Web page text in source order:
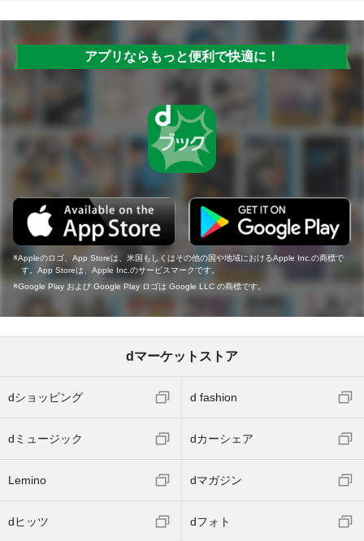
アプリならもっと便利で快適に！
Appleのロゴ、App Storeは、米国もしくはその他の国や地域におけるApple Inc.の商標で
す。App Storeは、Apple Inc.のサービスマークです。
Google Play および Google Play ロゴは Google LLC の商標です。
dマーケットストア
dショッピング d fashion
dミュージック dカーシェア
Lemino dマガジン
dヒッツ dフォト